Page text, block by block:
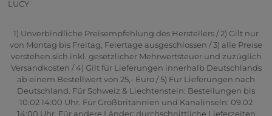
LUCY
1) Unverbindliche Preisempfehlung des Herstellers / 2) Gilt nur
von Montag bis Freitag, Feiertage ausgeschlossen / 3) alle Preise
verstehen sich inkl. gesetzlicher Mehrwertsteuer und zuzüglich
Versandkosten / 4) Gilt für Lieferungen innerhalb Deutschlands
ab einem Bestellwert von 25,- Euro / 5) Für Lieferungen nach
Deutschland. Für Schweiz & Liechtenstein: Bestellungen bis
10.02 14:00 Uhr. Für Großbritannien und Kanalinseln: 09.02
14:00 Uhr. Für andere Länder: durchschnittliche Lieferzeiten